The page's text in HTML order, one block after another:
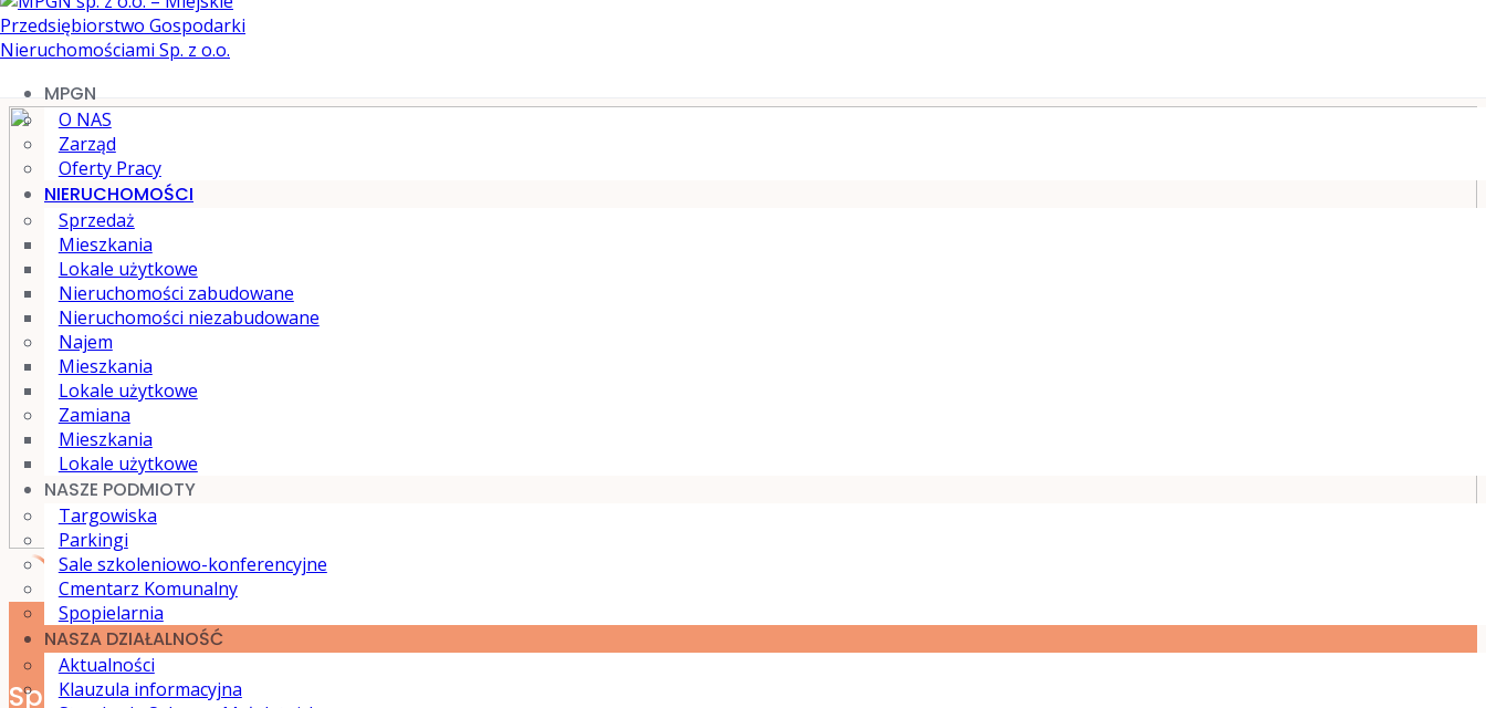
Skip
to
content
MPGN
O NAS
Zarząd
Oferty Pracy
NIERUCHOMOŚCI
Sprzedaż
Mieszkania
Lokale użytkowe
Nieruchomości zabudowane
Nieruchomości niezabudowane
Najem
Mieszkania
Lokale użytkowe
Zamiana
Mieszkania
Lokale użytkowe
NASZE PODMIOTY
Targowiska
Parkingi
Sale szkoleniowo-konferencyjne
Cmentarz Komunalny
Spopielarnia
NASZA DZIAŁALNOŚĆ
Aktualności
Klauzula informacyjna
Spopielarnia